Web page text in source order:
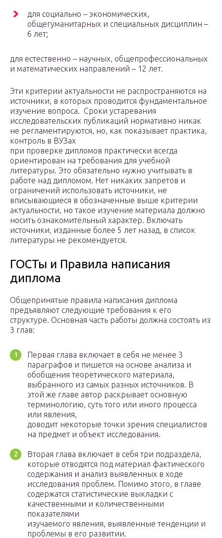
для социально – экономических,
общегуманитарных и специальных дисциплин –
6 лет;
для естественно – научных, общепрофессиональных
и математических направлений – 12 лет.
Эти критерии актуальности не распространяются на
источники, в которых проводится фундаментальное
изучение вопроса. Сроки устаревания
исследовательских публикаций нормативно никак
не регламентируются, но, как показывает практика,
контроль в ВУЗах
при проверке дипломов практически всегда
ориентирован на требования для учебной
литературы. Это обязательно нужно учитывать в
работе над дипломом. Нет никаких запретов и
ограничений использовать источники, не
вписывающиеся в обозначенные выше критерии
актуальности, но такое изучение материала должно
носить ознакомительный характер. Включать
источники, изданные более 5 лет назад, в список
литературы не рекомендуется.
ГОСТы и Правила написания
диплома
Общепринятые правила написания диплома
предъявляют следующие требования к его
структуре. Основная часть работы должна состоять из
3 глав:
Первая глава включает в себя не менее 3
параграфов и пишется на основе анализа и
обобщения теоретического материала,
выбранного из самых разных источников. В
этой же главе автор раскрывает основную
терминологию, суть того или иного процесса
или явления,
доводит некоторые точки зрения специалистов
на предмет и объект исследования.
Вторая глава включает в себя три подраздела,
которые отводятся под материал фактического
содержания и анализ выявленных в ходе
исследования проблем. Помимо этого, в главе
содержатся статистические выкладки с
качественными и количественными
показателями
изучаемого явления, выявленные тенденции и
проблемы в его развитии.